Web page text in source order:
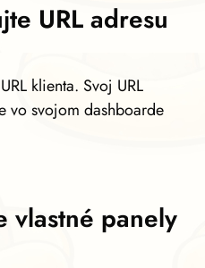
URL adresu
klienta. Svoj URL
vo svojom dashboarde
vlastné panely